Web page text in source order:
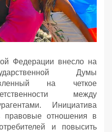
Федерации внесло на
Думы
на четкое
между
Инициатива
правовые отношения в
и повысить